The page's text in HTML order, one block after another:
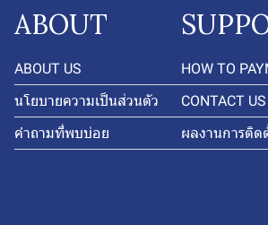
ABOUT
ABOUT US
นโยบายความเป็นส่วนตัว
คำถามที่พบบ่อย
HOW TO
CONTACT US
ผลงานการติด